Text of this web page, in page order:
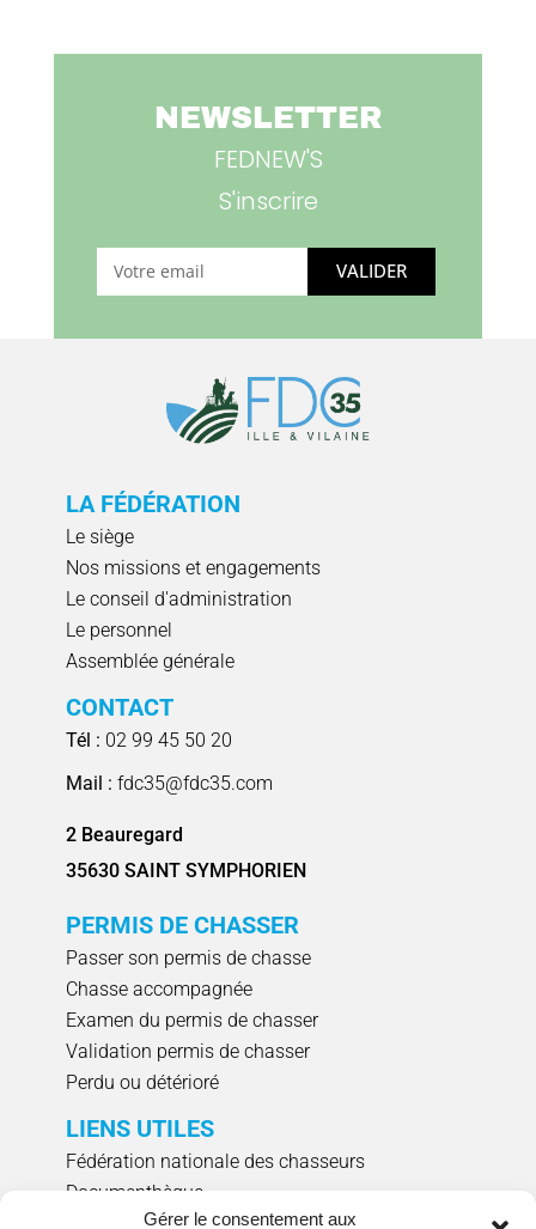
Gérer le consentement aux
NEWSLETTER
FEDNEW'S
S'inscrire
VALIDER
LA FÉDÉRATION
Le siège
Nos missions et engagements
Le conseil d'administration
Le personnel
Assemblée générale
CONTACT
Tél : 02 99 45 50 20
Mail : fdc35@fdc35.com
2 Beauregard
35630 SAINT SYMPHORIEN
PERMIS DE CHASSER
Passer son permis de chasse
Chasse accompagnée
Examen du permis de chasser
Validation permis de chasser
Perdu ou détérioré
LIENS UTILES
Fédération nationale des chasseurs
Documenthèque
Agenda évènements